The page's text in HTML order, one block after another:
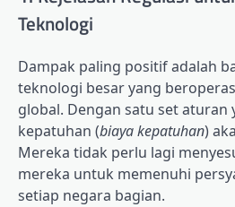
Teknologi
Dampak paling positif adalah
teknologi besar yang
global. Dengan satu set aturan
kepatuhan (biaya kepatuhan)
Mereka tidak perlu lagi
mereka untuk memenuhi
setiap negara bagian.